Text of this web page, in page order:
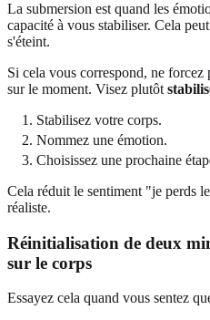
La submersion est quand les
capacité à vous stabiliser. Cela
s'éteint.
Si cela vous correspond, ne
sur le moment. Visez plutôt
Stabilisez votre corps.
Nommez une émotion.
Choisissez une prochaine
Cela réduit le sentiment "je perds
réaliste.
Réinitialisation de deux
sur le corps
Essayez cela quand vous sentez